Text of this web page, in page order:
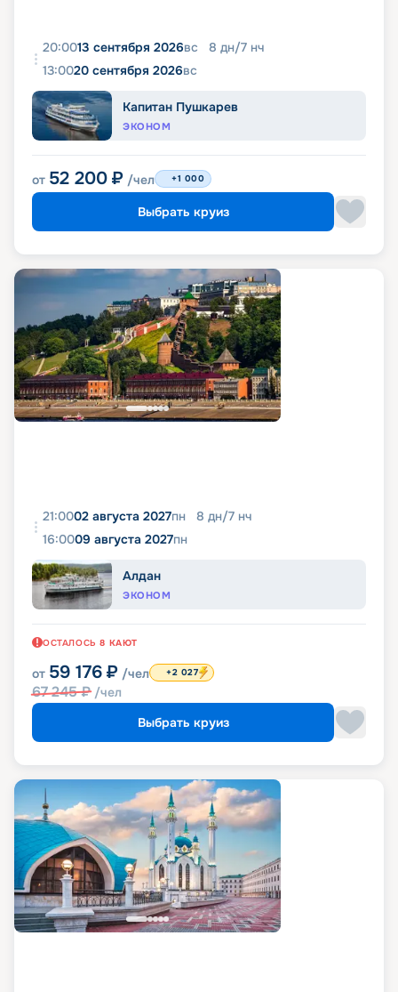
20:0013 сентября 2026вс 8 дн/7 нч
13:0020 сентября 2026вс
Капитан Пушкарев
ЭКОНОМ
от 52 200 ₽ /чел +1 000
Выбрать круиз
21:0002 августа 2027пн 8 дн/7 нч
16:0009 августа 2027пн
Алдан
ЭКОНОМ
ОСТАЛОСЬ 8 КАЮТ
от 59 176 ₽ /чел
67 245₽ /чел
+2 027
Выбрать круиз